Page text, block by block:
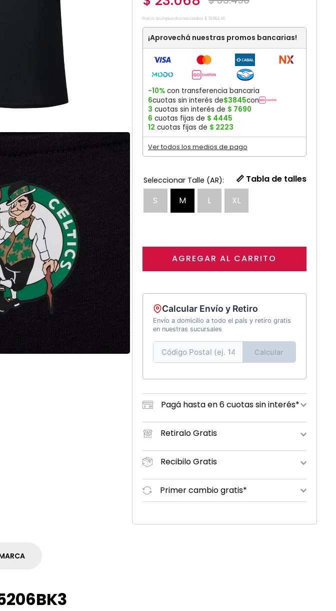
Precio sin impuestos nacionales: $ 19.064,46
¡Aprovechá nuestras promos bancarias!
-10%con transferencia bancaria
6cuotas sin interés de$3845con
3 cuotas sin interés de $ 7690
6 cuotas fijas de $ 4445
12 cuotas fijas de $ 2223
Ver todos los medios de pago
S L
M XL
📏 Tabla de talles
AGREGAR AL CARRITO
Calcular Envío y Retiro
Envío a domicilio a todo el país y retiro gratis
en nuestras sucursales
Calcular
Pagá hasta en 6 cuotas sin interés*
Retiralo Gratis
Recibilo Gratis
Primer cambio gratis*